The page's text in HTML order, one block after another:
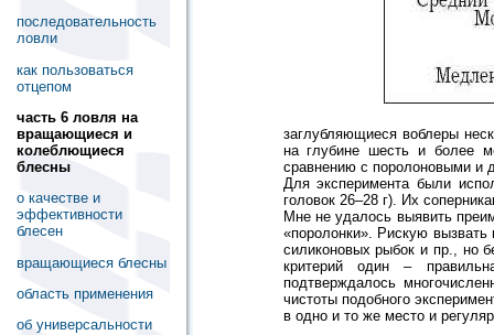
последовательность
ловли
как пользоваться
отцепом
часть 6 ловля на
вращающиеся и
колеблющиеся
блесны
о качестве и
эффективности
блесен
вращающиеся блесны
область применения
об универсальности
заглубляющиеся воблеры
на глубине шесть и более
сравнению с поролоновыми и
Для эксперимента были
головок 26–28 г). Их
Мне не удалось выявить
«поролонки». Рискую вызвать
силиконовых рыбок и пр., но
критерий один –
подтверждалось
чистоты подобного
в одно и то же место и